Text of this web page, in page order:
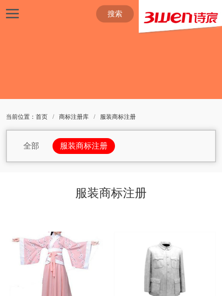
搜索
当前位置： 首页 / 商标注册库 / 服装商标注册
全部 服装商标注册
办公家具商标注册 办公设备商标注册
宠物用品商标注册 床上用品商标注册
茶具商标注册
电子产品商标注册 灯商标注册
服装商标注册